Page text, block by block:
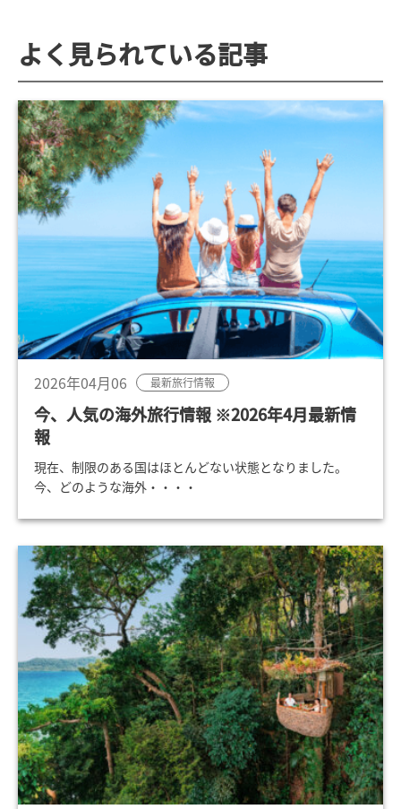
よく見られている記事
2026年04月06 最新旅行情報
今、人気の海外旅行情報 ※2026年4月最新情
報
現在、制限のある国はほとんどない状態となりました。
今、どのような海外・・・・